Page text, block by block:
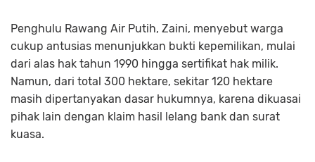
Penghulu Rawang Air Putih, Zaini, menyebut warga
cukup antusias menunjukkan bukti kepemilikan, mulai
dari alas hak tahun 1990 hingga sertifikat hak milik.
Namun, dari total 300 hektare, sekitar 120 hektare
masih dipertanyakan dasar hukumnya, karena dikuasai
pihak lain dengan klaim hasil lelang bank dan surat
kuasa.